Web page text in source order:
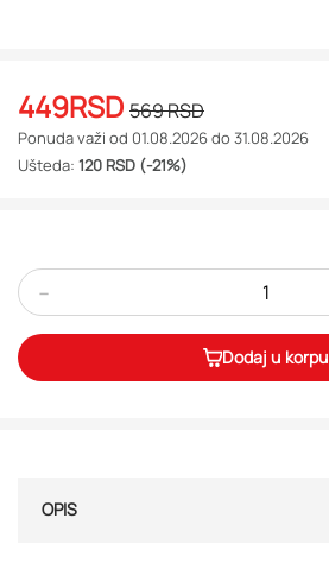
449RSD 569RSD
Ponuda važi od 01.08.2026 do 31.08.2026
Ušteda: 120 RSD (-21%)
-
Dodaj u korpu
OPIS